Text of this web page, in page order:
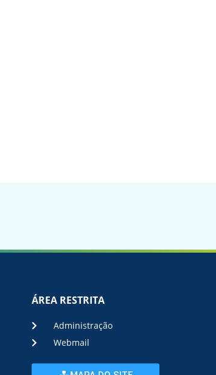
ÁREA RESTRITA
Administração
Webmail